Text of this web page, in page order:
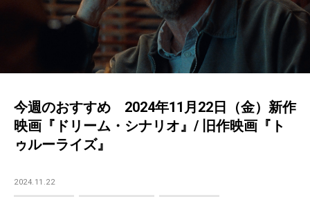
今週のおすすめ 2024年11月22日（金）新作
映画『ドリーム・シナリオ』/ 旧作映画『ト
ゥルーライズ』
2024.11.22